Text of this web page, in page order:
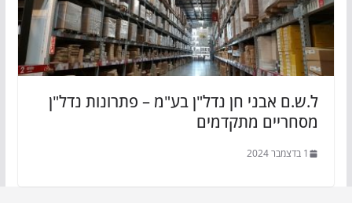
ל.ש.ם אבני חן נדל"ן בע"מ – פתרונות נדל"ן
מסחריים מתקדמים
1 בדצמבר 2024